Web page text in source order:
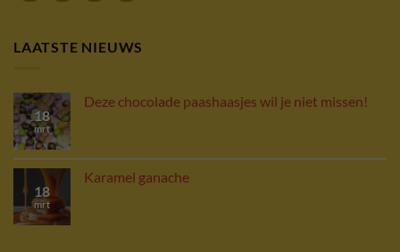
LAATSTE NIEUWS
18
mrt
Deze chocolade paashaasjes wil je niet missen!
18
mrt
Karamel ganache